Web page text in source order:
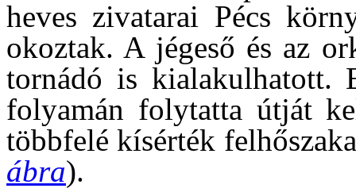
heves zivatarai Pécs
okoztak. A jégeső és az
tornádó is kialakulhatott.
folyamán folytatta útját
többfelé kísérték
ábra).